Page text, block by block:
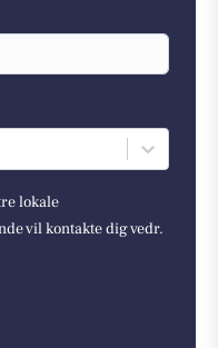
lokale
vil kontakte dig vedr.